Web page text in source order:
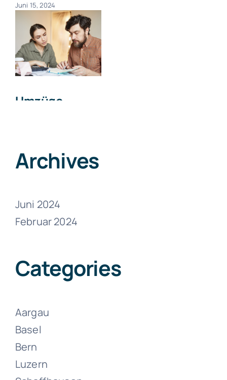
Juni 15, 2024
Umzüge
Wolhusen
Archives
Juni 2024
Februar 2024
Categories
Aargau
Basel
Bern
Luzern